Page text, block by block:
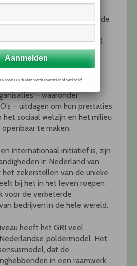
tot algemeen aanvaarde
richtlijnen voor de
duurzaamheidsvraagstukken)
van de mate waarin een
levert aan duurzame
het GRI zich in eerste
zal het initiatief
– waaronder
– uitdagen om hun prestaties
het sociaal welzijn en het milieu
te maken.
internationaal initiatief is, zijn
in Nederland van
het zekerstellen van de unieke
bij het in het leven roepen
voor de verbeterde
bedrijven in de hele wereld.
heeft het GRI veel
‘poldermodel’. Het
dat de
in een raamwerk
nooit aan derden worden verstrekt of verkocht!